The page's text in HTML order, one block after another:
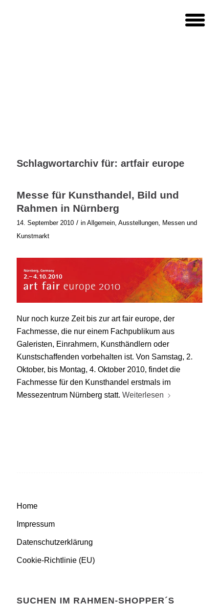
Schlagwortarchiv für: artfair europe
Messe für Kunsthandel, Bild und
Rahmen in Nürnberg
14. September 2010 / in Allgemein, Ausstellungen, Messen und
Kunstmarkt
Nur noch kurze Zeit bis zur art fair europe, der
Fachmesse, die nur einem Fachpublikum aus
Galeristen, Einrahmern, Kunsthändlern oder
Kunstschaffenden vorbehalten ist. Von Samstag, 2.
Oktober, bis Montag, 4. Oktober 2010, findet die
Fachmesse für den Kunsthandel erstmals im
Messezentrum Nürnberg statt. Weiterlesen
Home
Impressum
Datenschutzerklärung
Cookie-Richtlinie (EU)
SUCHEN IM RAHMEN-SHOPPER´S